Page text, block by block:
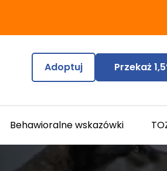
Adoptuj Przekaż
Behawioralne wskazówki